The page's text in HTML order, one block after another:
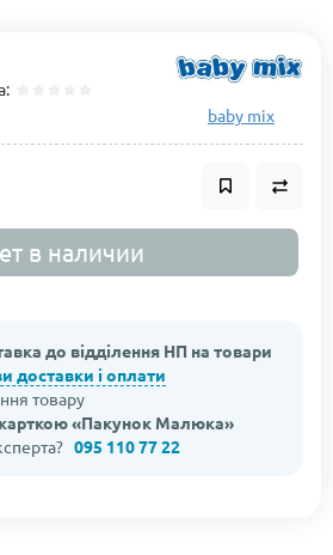
baby mix
в наличии
до відділення НП на товари
доставки і оплати
товару
«Пакунок Малюка»
095 110 77 22